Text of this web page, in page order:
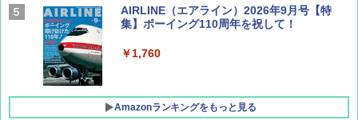
AIRLINE（エアライン）2026年9月号【特
集】ボーイング110周年を祝して！
￥1,760
Amazonランキングをもっと見る